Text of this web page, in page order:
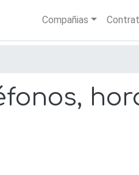
Main
Compañias